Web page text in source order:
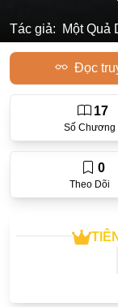
Học Đường
Thanh Xuân
Cưới Trước Yêu
Gương Vỡ Lại
Tác giả: Một Quả
Số Chương
17
Theo Dõi
0
Đọc